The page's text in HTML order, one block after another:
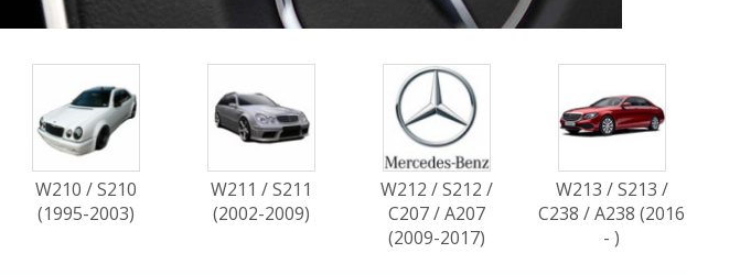
W210 / S210
(1995-2003)
W211 / S211
(2002-2009)
W212 / S212 /
C207 / A207
(2009-2017)
W213 / S213 /
C238 / A238 (2016
- )